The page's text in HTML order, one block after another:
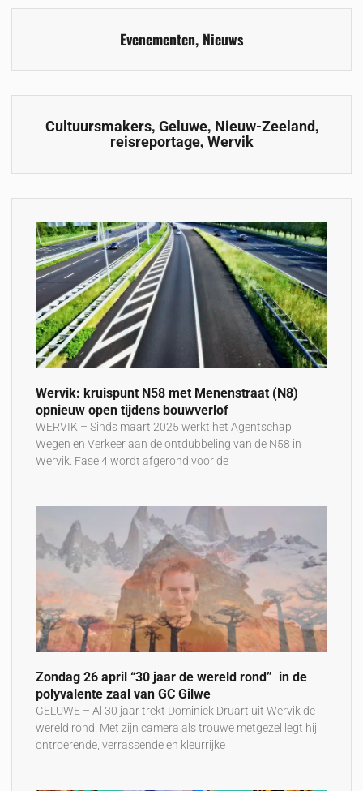
Evenementen, Nieuws
Cultuursmakers, Geluwe, Nieuw-Zeeland,
reisreportage, Wervik
Wervik: kruispunt N58 met Menenstraat (N8)
opnieuw open tijdens bouwverlof
WERVIK – Sinds maart 2025 werkt het Agentschap
Wegen en Verkeer aan de ontdubbeling van de N58 in
Wervik. Fase 4 wordt afgerond voor de
Zondag 26 april “30 jaar de wereld rond” in de
polyvalente zaal van GC Gilwe
GELUWE – Al 30 jaar trekt Dominiek Druart uit Wervik de
wereld rond. Met zijn camera als trouwe metgezel legt hij
ontroerende, verrassende en kleurrijke